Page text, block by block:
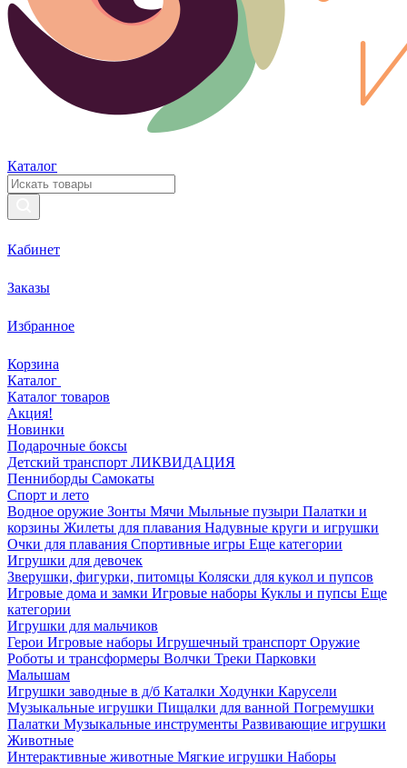
Каталог
Кабинет
Заказы
Избранное
Корзина
Каталог
Каталог товаров
Акция!
Новинки
Подарочные боксы
Детский транспорт ЛИКВИДАЦИЯ
Пенниборды Самокаты
Спорт и лето
Водное оружие Зонты Мячи Мыльные пузыри Палатки и
корзины Жилеты для плавания Надувные круги и игрушки
Очки для плавания Спортивные игры Еще категории
Игрушки для девочек
Зверушки, фигурки, питомцы Коляски для кукол и пупсов
Игровые дома и замки Игровые наборы Куклы и пупсы Еще
категории
Игрушки для мальчиков
Герои Игровые наборы Игрушечный транспорт Оружие
Роботы и трансформеры Волчки Треки Парковки
Малышам
Игрушки заводные в д/б Каталки Ходунки Карусели
Музыкальные игрушки Пищалки для ванной Погремушки
Палатки Музыкальные инструменты Развивающие игрушки
Животные
Интерактивные животные Мягкие игрушки Наборы